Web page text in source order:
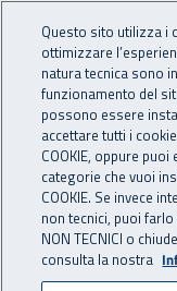
INAIL -
Navigazione -
Home Inail comunica
29 maggio 2021
Questo sito utilizza i
ottimizzare
natura tecnica sono
funzionamento del
possono essere
accettare tutti i
COOKIE, oppure
categorie che vuoi
COOKIE. Se invece
non tecnici, puoi farlo
NON TECNICI o
consulta la nostra